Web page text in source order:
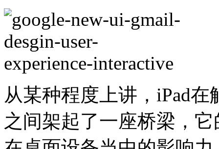
从某种程度上讲，iPad
之间架起了一座桥梁，